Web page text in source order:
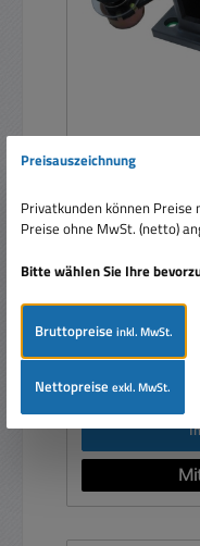
Preise
Preisauszeichnung
Privatkunden können
Preise ohne MwSt. (netto)
Bitte wählen Sie Ihre
Bruttopreiseinkl. MwSt.
Nettopreiseexkl. MwSt.